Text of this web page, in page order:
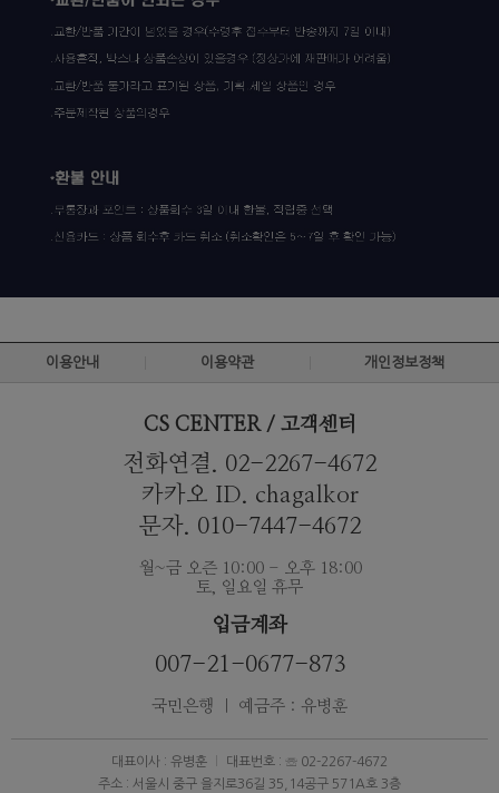
이용안내 이용약관 개인정보정책
CS CENTER / 고객센터
전화연결. 02-2267-4672
카카오 ID. chagalkor
문자. 010-7447-4672
월~금 오즌 10:00 - 오후 18:00
토, 일요일 휴무
입금계좌
007-21-0677-873
국민은행 ｜ 예금주 : 유병훈
대표이사 : 유병훈
대표번호 : ☏ 02-2267-4672
주소 : 서울시 중구 을지로36길 35,14공구 571A호 3층